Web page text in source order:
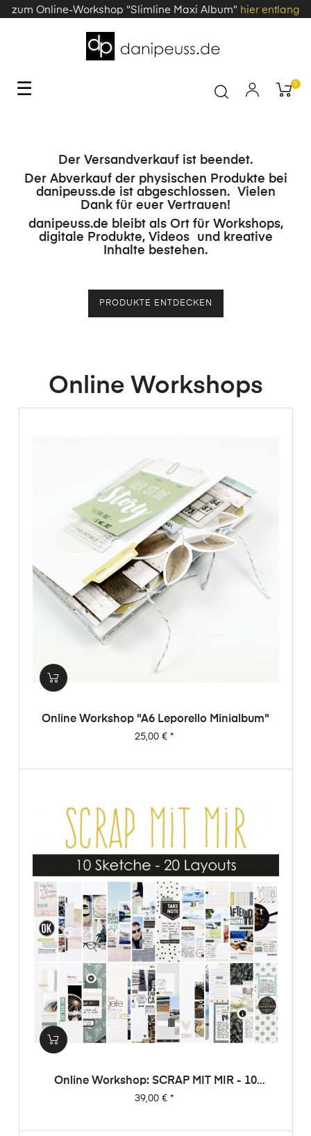
zum Online-Workshop "Slimline Maxi Album" hier entlang
Toggle
☰ 0
Der Versandverkauf ist beendet.
Der Abverkauf der physischen Produkte bei
danipeuss.de ist abgeschlossen. Vielen
Dank für euer Vertrauen!
danipeuss.de bleibt als Ort für Workshops,
digitale Produkte, Videos und kreative
Inhalte bestehen.
PRODUKTE ENTDECKEN
Online Workshops
Online Workshop "A6 Leporello Minialbum"
Preis
25,00 €*
Online Workshop: SCRAP MIT MIR - 10
Sketche, 20 Layouts, Unendlich Viel
Preis
39,00 €*